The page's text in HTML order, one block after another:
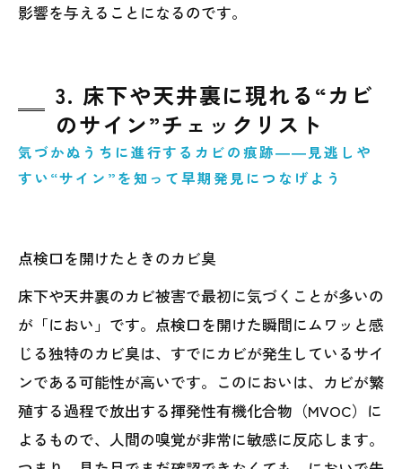
影響を与えることになるのです。
3. 床下や天井裏に現れる“カビ
のサイン”チェックリスト
気づかぬうちに進行するカビの痕跡――見逃しや
すい“サイン”を知って早期発見につなげよう
点検口を開けたときのカビ臭
床下や天井裏のカビ被害で最初に気づくことが多いの
が「におい」です。点検口を開けた瞬間にムワッと感
じる独特のカビ臭は、すでにカビが発生しているサイ
ンである可能性が高いです。このにおいは、カビが繁
殖する過程で放出する揮発性有機化合物（MVOC）に
よるもので、人間の嗅覚が非常に敏感に反応します。